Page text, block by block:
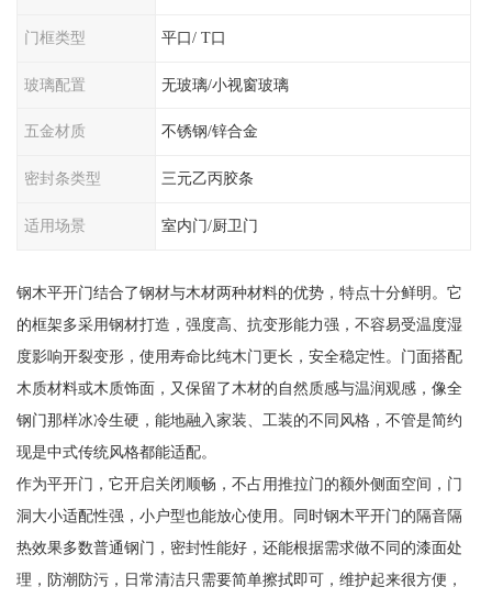
门框类型 平口/ T口
玻璃配置 无玻璃/小视窗玻璃
五金材质 不锈钢/锌合金
密封条类型 三元乙丙胶条
适用场景 室内门/厨卫门
钢木平开门结合了钢材与木材两种材料的优势，特点十分鲜明。它
的框架多采用钢材打造，强度高、抗变形能力强，不容易受温度湿
度影响开裂变形，使用寿命比纯木门更长，安全稳定性。门面搭配
木质材料或木质饰面，又保留了木材的自然质感与温润观感，像全
钢门那样冰冷生硬，能地融入家装、工装的不同风格，不管是简约
现是中式传统风格都能适配。
作为平开门，它开启关闭顺畅，不占用推拉门的额外侧面空间，门
洞大小适配性强，小户型也能放心使用。同时钢木平开门的隔音隔
热效果多数普通钢门，密封性能好，还能根据需求做不同的漆面处
理，防潮防污，日常清洁只需要简单擦拭即可，维护起来很方便，